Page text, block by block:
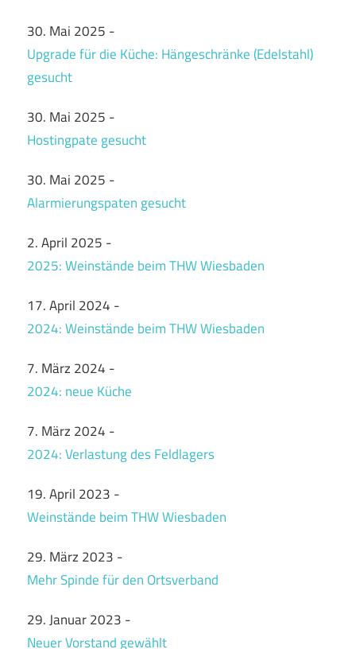
30. Mai 2025 -
Upgrade für die Küche: Hängeschränke (Edelstahl)
gesucht
30. Mai 2025 -
Hostingpate gesucht
30. Mai 2025 -
Alarmierungspaten gesucht
2. April 2025 -
2025: Weinstände beim THW Wiesbaden
17. April 2024 -
2024: Weinstände beim THW Wiesbaden
7. März 2024 -
2024: neue Küche
7. März 2024 -
2024: Verlastung des Feldlagers
19. April 2023 -
Weinstände beim THW Wiesbaden
29. März 2023 -
Mehr Spinde für den Ortsverband
29. Januar 2023 -
Neuer Vorstand gewählt